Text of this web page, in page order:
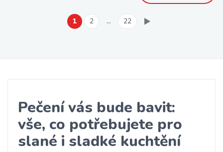
1 2 … 22
Pečení vás bude bavit:
vše, co potřebujete pro
slané i sladké kuchtění